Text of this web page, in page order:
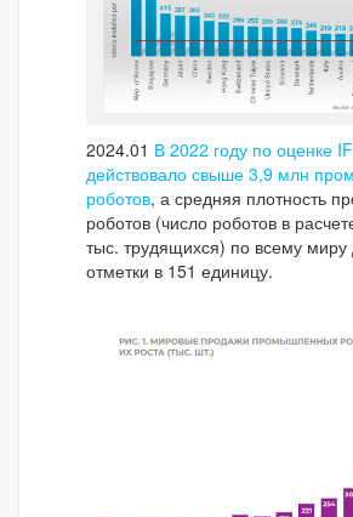
2024.01 В 2022 году по оценке
действовало свыше 3,9 млн
роботов, а средняя плотность
роботов (число роботов в
тыс. трудящихся) по всему миру
отметки в 151 единицу.